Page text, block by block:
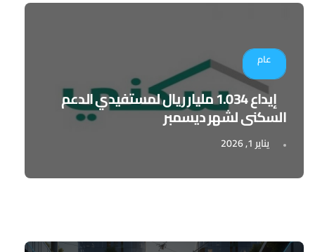
عام
إيداع 1.034 مليار ريال لمستفيدي الدعم
السكني لشهر ديسمبر
يناير 1, 2026